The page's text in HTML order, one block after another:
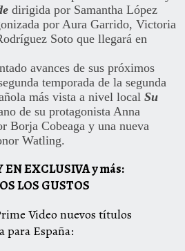
dirigida por Samantha López
por Aura Garrido, Victoria
Soto que llegará en
avances de sus próximos
temporada de la segunda
más vista a nivel local Su
de su protagonista Anna
Borja Cobeaga y una nueva
Watling.
EXCLUSIVA y más:
LOS GUSTOS
Video nuevos títulos
para España: